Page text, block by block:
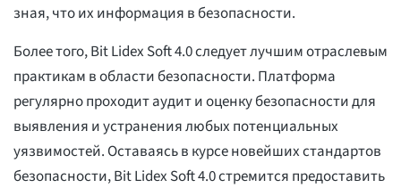
зная, что их информация в безопасности.
Более того, Bit Lidex Soft 4.0 следует лучшим отраслевым
практикам в области безопасности. Платформа
регулярно проходит аудит и оценку безопасности для
выявления и устранения любых потенциальных
уязвимостей. Оставаясь в курсе новейших стандартов
безопасности, Bit Lidex Soft 4.0 стремится предоставить